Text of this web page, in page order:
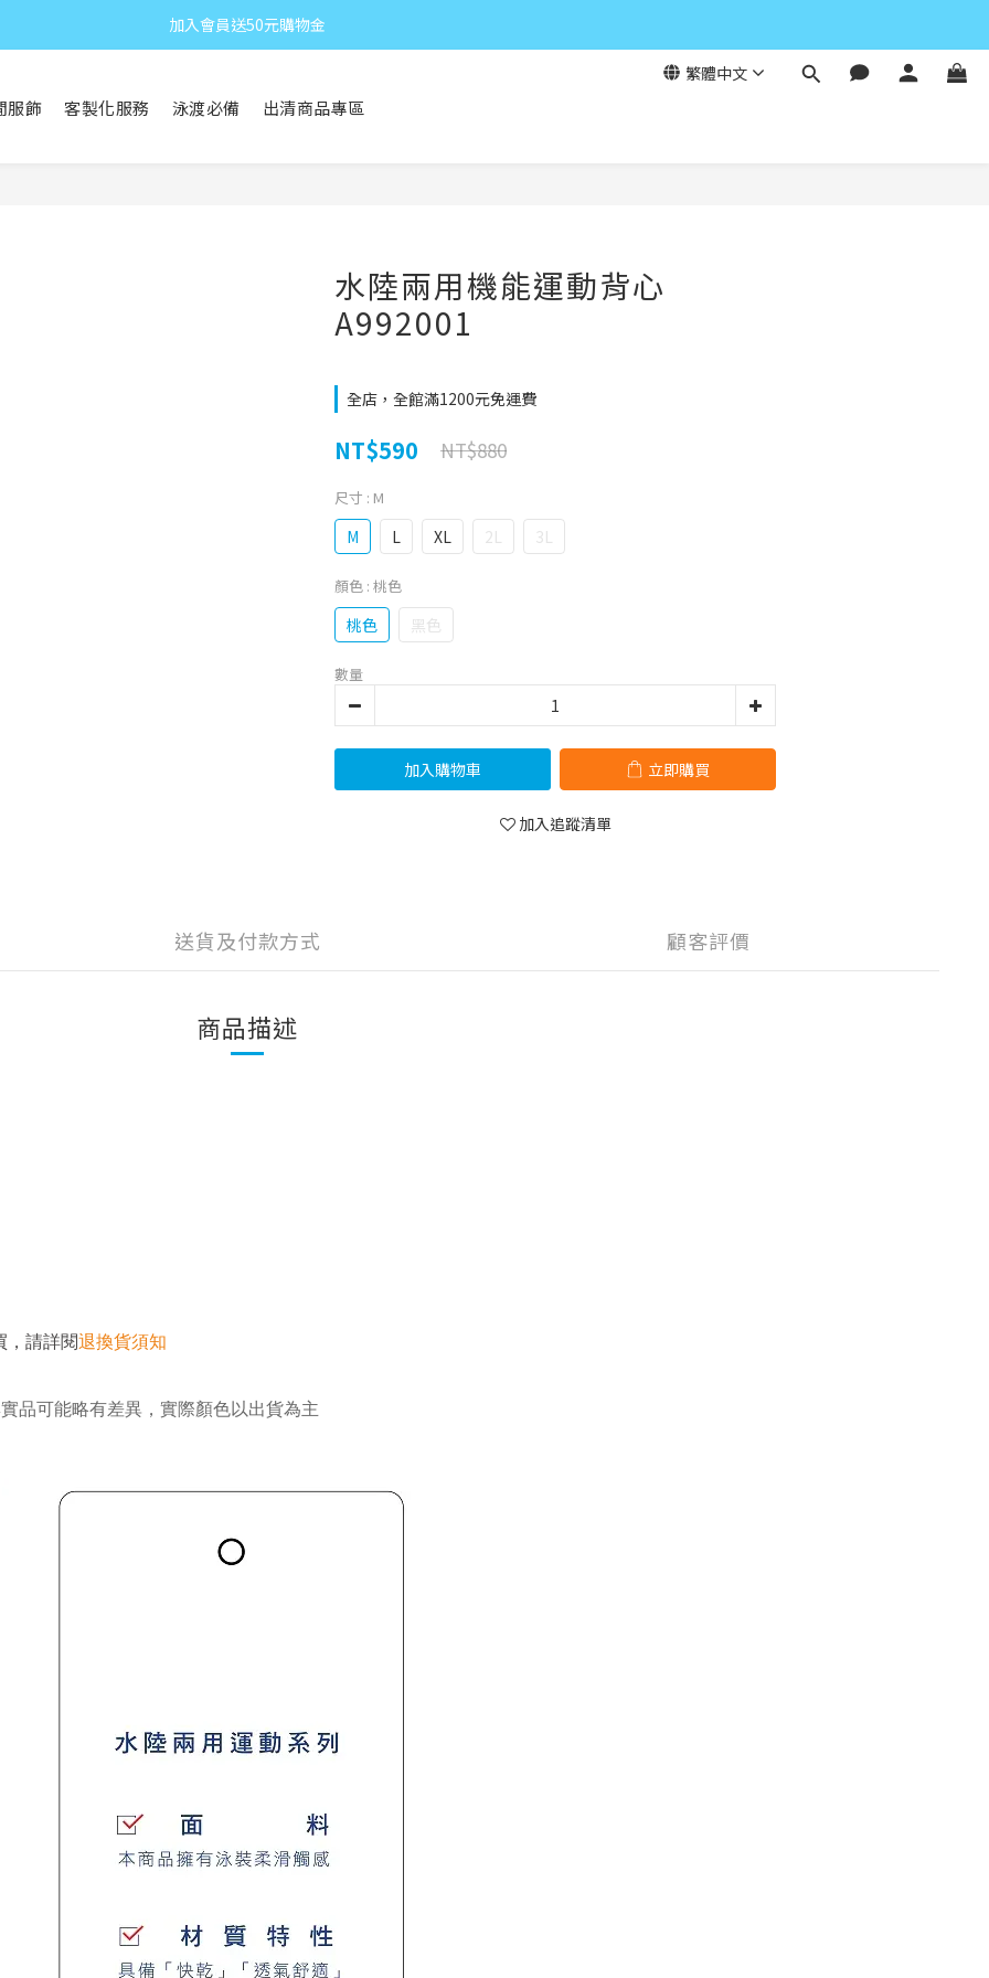
加入會員送50元購物金
繁體中文
服飾 客製化服務 泳渡必備 出清商品專區
水陸兩用機能運動背心
A992001
全店，全館滿1200元免運費
NT$590 NT$880
尺寸 : M
M L XL 2L 3L
顏色 : 桃色
桃色 黑色
數量
加入購物車 立即購買
加入追蹤清單
送貨及付款方式 顧客評價
商品描述
， 請詳閱退換貨須知
品可能略有差異，實際顏色以出貨為主